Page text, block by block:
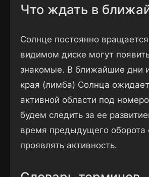
Что ждать в
Солнце постоянно
видимом диске могут
знакомые. В ближайшие дни
края (лимба) Солнца
активной области под
будем следить за ее
время предыдущего оборота
проявлять активность.